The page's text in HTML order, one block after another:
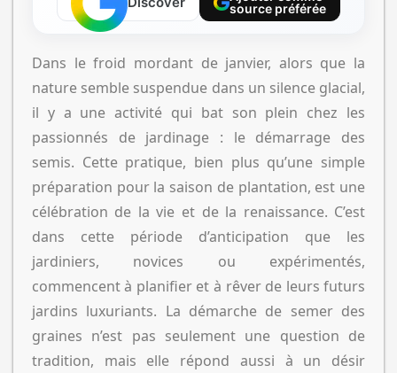
source préférée
Dans le froid mordant de janvier, alors que la
nature semble suspendue dans un silence glacial,
il y a une activité qui bat son plein chez les
passionnés de jardinage : le démarrage des
semis. Cette pratique, bien plus qu’une simple
préparation pour la saison de plantation, est une
célébration de la vie et de la renaissance. C’est
dans cette période d’anticipation que les
jardiniers, novices ou expérimentés,
commencent à planifier et à rêver de leurs futurs
jardins luxuriants. La démarche de semer des
graines n’est pas seulement une question de
tradition, mais elle répond aussi à un désir